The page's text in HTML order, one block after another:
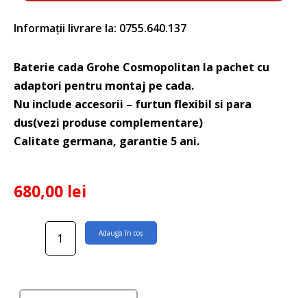
Informații livrare la: 0755.640.137
Baterie cada Grohe Cosmopolitan la pachet cu
adaptori pentru montaj pe cada.
Nu include accesorii – furtun flexibil si para
dus(vezi produse complementare)
Calitate germana, garantie 5 ani.
680,00 lei
Cantitate
Adaugă în coș